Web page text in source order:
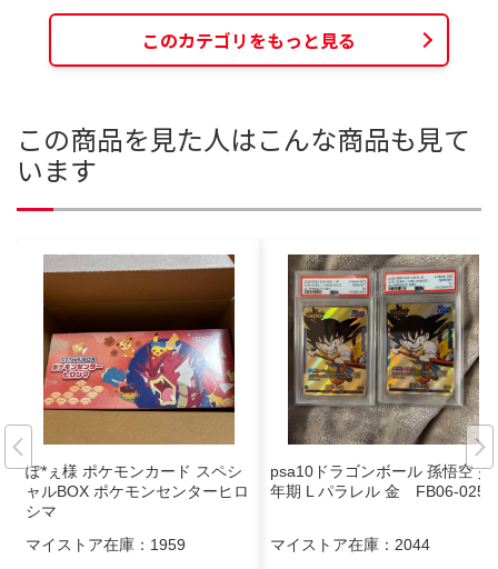
このカテゴリをもっと見る
この商品を見た人はこんな商品も見て
います
ぽ*ぇ様 ポケモンカード スペシ
ャルBOX ポケモンセンターヒロ
シマ
マイストア在庫： 1959
psa10ドラゴンボール 孫悟空 少
年期 L パラレル 金 FB06-025
マイストア在庫： 2044